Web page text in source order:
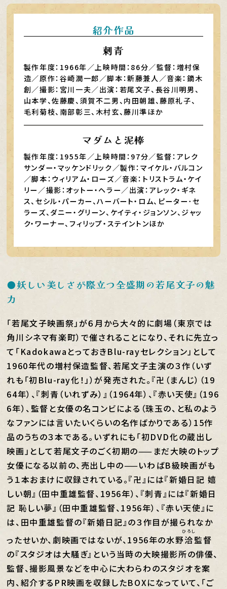
紹介作品
刺青
製作年度：1966年／上映時間：86分／監督：増村保
造／原作：谷崎潤一郎／脚本：新藤兼人／音楽：鏑木
創／撮影：宮川一夫／出演：若尾文子、長谷川明男、
山本学、佐藤慶、須賀不二男、内田朝雄、藤原礼子、
毛利菊枝、南部彰三、木村玄、藤川準ほか
マダムと泥棒
製作年度：1955年／上映時間：97分／監督：アレク
サンダー・マッケンドリック／製作：マイケル・バルコン
／脚本：ウィリアム・ローズ／音楽：トリストラム・ケイ
リー／撮影：オットー・ヘラー／出演：アレック・ギネ
ス、セシル・パーカー、ハーバート・ロム、ピーター･セ
ラーズ、ダニー・グリーン、ケイティ・ジョンソン、ジャッ
ク・ワーナー、フィリップ・ステイントンほか
●妖しい美しさが際立つ全盛期の若尾文子の魅
力
「若尾文子映画祭」が６月から大々的に劇場（東京では
角川シネマ有楽町）で催されることになり、それに先立っ
て「KadokawaとっておきBlu-rayセレクション」として
1960年代の増村保造監督、若尾文子主演の３作（いず
れも「初Blu-ray化！」）が発売された。『卍（まんじ）（19
64年）、『刺青（いれずみ）』（1964年）、『赤い天使』（196
6年）、監督と女優の名コンビによる（珠玉の、と私のよう
なファンには言いたいくらいの名作ばかりである）15作
品のうちの３本である。いずれにも「初DVD化の蔵出し
映画」として若尾文子のごく初期の——まだ大映のトップ
女優になる以前の、売出し中の——いわばB級映画がも
う１本おまけに収録されている。『卍』には『新婚日記 嬉
しい朝』（田中重雄監督、1956年）、『刺青』には『新婚日
記 恥しい夢』（田中重雄監督、1956年）、『赤い天使』に
は、田中重雄監督の『新婚日記』の３作目が撮られなか
ったせいか、劇映画ではないが、1956年の水野洽
ひろし
監督
の『スタジオは大騒ぎ』という当時の大映撮影所の俳優、
監督、撮影風景などを中心に大わらわのスタジオを案
内、紹介するPR映画を収録したBOXになっていて、「ご